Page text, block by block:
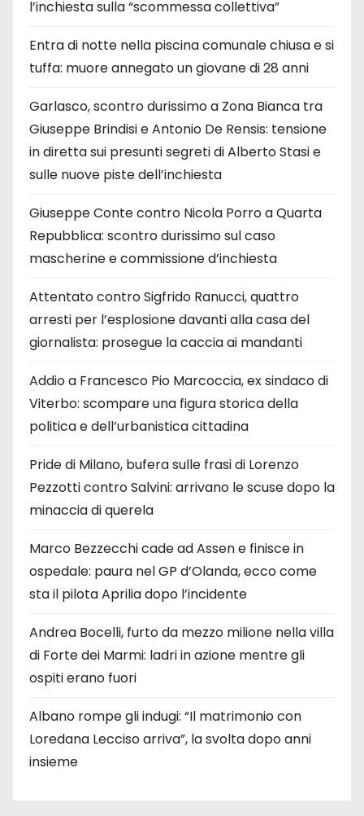
l’inchiesta sulla “scommessa collettiva”
Entra di notte nella piscina comunale chiusa e si
tuffa: muore annegato un giovane di 28 anni
Garlasco, scontro durissimo a Zona Bianca tra
Giuseppe Brindisi e Antonio De Rensis: tensione
in diretta sui presunti segreti di Alberto Stasi e
sulle nuove piste dell’inchiesta
Giuseppe Conte contro Nicola Porro a Quarta
Repubblica: scontro durissimo sul caso
mascherine e commissione d’inchiesta
Attentato contro Sigfrido Ranucci, quattro
arresti per l’esplosione davanti alla casa del
giornalista: prosegue la caccia ai mandanti
Addio a Francesco Pio Marcoccia, ex sindaco di
Viterbo: scompare una figura storica della
politica e dell’urbanistica cittadina
Pride di Milano, bufera sulle frasi di Lorenzo
Pezzotti contro Salvini: arrivano le scuse dopo la
minaccia di querela
Marco Bezzecchi cade ad Assen e finisce in
ospedale: paura nel GP d’Olanda, ecco come
sta il pilota Aprilia dopo l’incidente
Andrea Bocelli, furto da mezzo milione nella villa
di Forte dei Marmi: ladri in azione mentre gli
ospiti erano fuori
Albano rompe gli indugi: “Il matrimonio con
Loredana Lecciso arriva”, la svolta dopo anni
insieme